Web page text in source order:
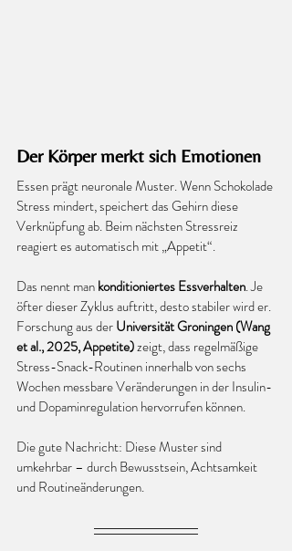
Der Körper merkt sich Emotionen
Essen prägt neuronale Muster. Wenn Schokolade
Stress mindert, speichert das Gehirn diese
Verknüpfung ab. Beim nächsten Stressreiz
reagiert es automatisch mit „Appetit“.
Das nennt man konditioniertes Essverhalten. Je
öfter dieser Zyklus auftritt, desto stabiler wird er.
Forschung aus der Universität Groningen (Wang
et al., 2025, Appetite) zeigt, dass regelmäßige
Stress-Snack-Routinen innerhalb von sechs
Wochen messbare Veränderungen in der Insulin-
und Dopaminregulation hervorrufen können.
Die gute Nachricht: Diese Muster sind
umkehrbar – durch Bewusstsein, Achtsamkeit
und Routineänderungen.